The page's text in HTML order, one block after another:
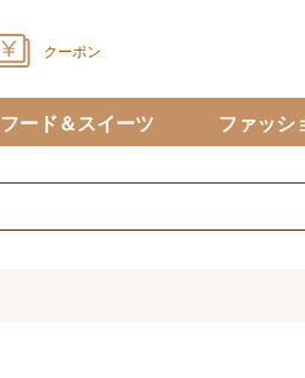
クーポン
フード＆スイーツ ファッシ